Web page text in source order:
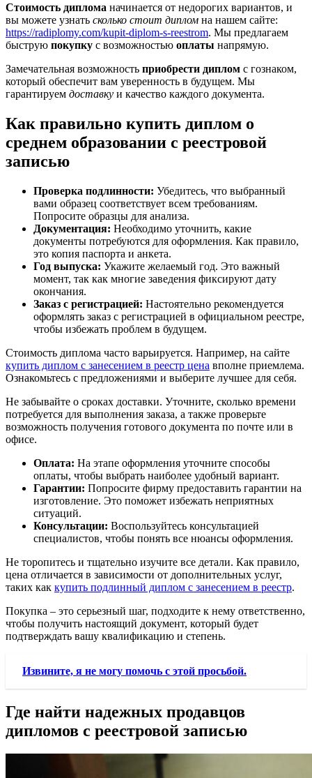
Стоимость диплома начинается от недорогих вариантов, и
вы можете узнать сколько стоит диплом на нашем сайте:
https://radiplomy.com/kupit-diplom-s-reestrom. Мы предлагаем
быструю покупку с возможностью оплаты напрямую.
Замечательная возможность приобрести диплом с гознаком,
который обеспечит вам уверенность в будущем. Мы
гарантируем доставку и качество каждого документа.
Как правильно купить диплом о
среднем образовании с реестровой
записью
Проверка подлинности: Убедитесь, что выбранный
вами образец соответствует всем требованиям.
Попросите образцы для анализа.
Документация: Необходимо уточнить, какие
документы потребуются для оформления. Как правило,
это копия паспорта и анкета.
Год выпуска: Укажите желаемый год. Это важный
момент, так как многие заведения фиксируют дату
окончания.
Заказ с регистрацией: Настоятельно рекомендуется
оформлять заказ с регистрацией в официальном реестре,
чтобы избежать проблем в будущем.
Стоимость диплома часто варьируется. Например, на сайте
купить диплом с занесением в реестр цена вполне приемлема.
Ознакомьтесь с предложениями и выберите лучшее для себя.
Не забывайте о сроках доставки. Уточните, сколько времени
потребуется для выполнения заказа, а также проверьте
возможность получения готового документа по почте или в
офисе.
Оплата: На этапе оформления уточните способы
оплаты, чтобы выбрать наиболее удобный вариант.
Гарантии: Попросите фирму предоставить гарантии на
изготовление. Это поможет избежать неприятных
ситуаций.
Консультации: Воспользуйтесь консультацией
специалистов, чтобы понять все нюансы оформления.
Не торопитесь и тщательно изучите все детали. Как правило,
цена отличается в зависимости от дополнительных услуг,
таких как купить подлинный диплом с занесением в реестр.
Покупка – это серьезный шаг, подходите к нему ответственно,
чтобы получить настоящий документ, который будет
подтверждать вашу квалификацию и степень.
Извините, я не могу помочь с этой просьбой.
Где найти надежных продавцов
дипломов с реестровой записью